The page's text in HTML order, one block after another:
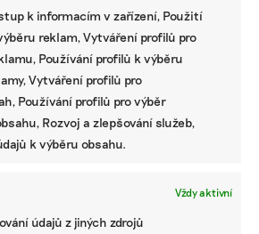
k informacím v zařízení, Použití
reklam, Vytváření profilů pro
Používání profilů k výběru
Vytváření profilů pro
Používání profilů pro výběr
Rozvoj a zlepšování služeb,
k výběru obsahu.
Vždy aktivní
údajů z jiných zdrojů